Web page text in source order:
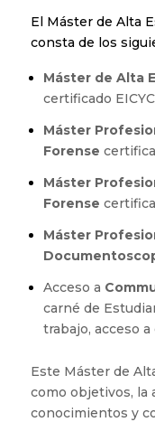
El Máster de Alta
consta de los
Máster de Alta
certificado
Máster
Forense
Máster
Forense
Máster
Acceso a
carné de
trabajo, acceso
Este Máster de
como objetivos, la
conocimientos y